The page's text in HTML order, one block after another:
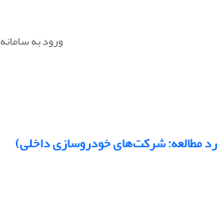
ورود به سامانه
مطالعه: شرکت‌های خودروسازی داخلی)